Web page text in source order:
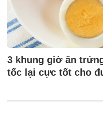
3 khung giờ ăn
tốc lại cực tốt cho